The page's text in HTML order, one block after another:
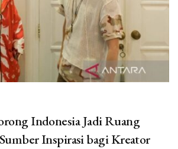
Indonesia Jadi Ruang
Inspirasi bagi Kreator